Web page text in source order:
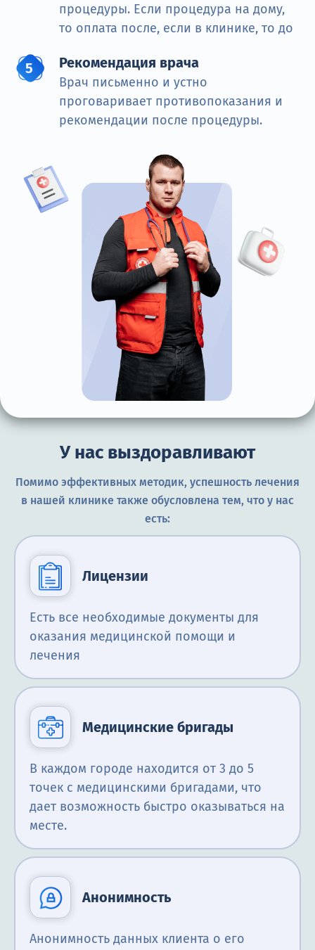
процедуры. Если процедура на дому,
то оплата после, если в клинике, то до
Рекомендация врача
Врач письменно и устно
проговаривает противопоказания и
рекомендации после процедуры.
У нас выздоравливают
Помимо эффективных методик, успешность лечения
в нашей клинике также обусловлена тем, что у нас
есть:
Лицензии
Есть все необходимые документы для
оказания медицинской помощи и
лечения
Медицинские бригады
В каждом городе находится от 3 до 5
точек с медицинскими бригадами, что
дает возможность быстро оказываться на
месте.
Анонимность
Анонимность данных клиента о его